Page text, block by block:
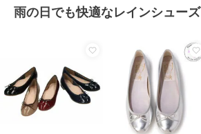
雨の日でも快適なレインシューズ